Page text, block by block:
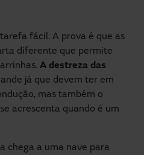
fácil. A prova é que as
diferente que permite
A destreza das
já que devem ter em
mas também o
acrescenta quando é um
chega a uma nave para